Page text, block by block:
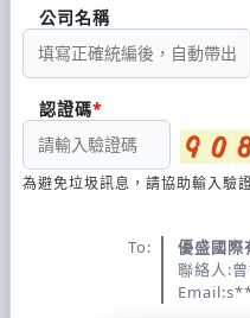
公司名稱
認證碼
為避免垃圾訊息，請協助輸入驗
To:
優盛國際
聯絡人: